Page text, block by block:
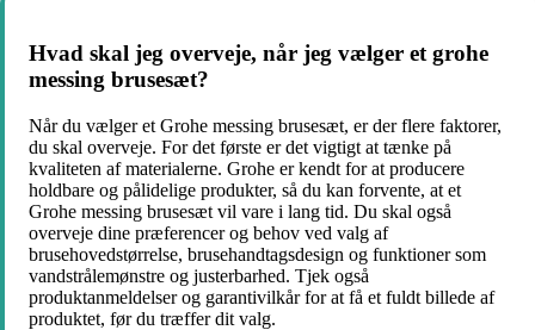
Hvad skal jeg overveje, når jeg vælger et grohe
messing brusesæt?
Når du vælger et Grohe messing brusesæt, er der flere faktorer,
du skal overveje. For det første er det vigtigt at tænke på
kvaliteten af materialerne. Grohe er kendt for at producere
holdbare og pålidelige produkter, så du kan forvente, at et
Grohe messing brusesæt vil vare i lang tid. Du skal også
overveje dine præferencer og behov ved valg af
brusehovedstørrelse, brusehandtagsdesign og funktioner som
vandstrålemønstre og justerbarhed. Tjek også
produktanmeldelser og garantivilkår for at få et fuldt billede af
produktet, før du træffer dit valg.